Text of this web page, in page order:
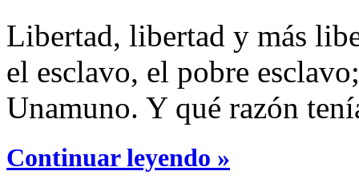
Libertad, libertad y más
el esclavo, el pobre
Unamuno. Y qué razón
Continuar leyendo »